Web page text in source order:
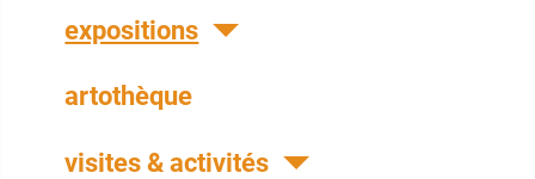
expositions
artothèque
visites & activités